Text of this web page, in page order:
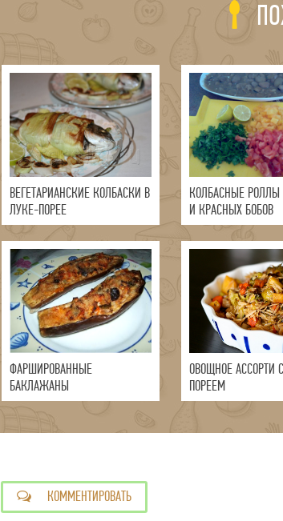
ВЕГЕТАРИАНСКИЕ КОЛБАСКИ В
ЛУКЕ-ПОРЕЕ
КОЛБАСНЫЕ РОЛЛЫ
И КРАСНЫХ БОБОВ
ФАРШИРОВАННЫЕ
БАКЛАЖАНЫ
ОВОЩНОЕ АССОРТИ
ПОРЕЕМ
КОММЕНТИРОВАТЬ